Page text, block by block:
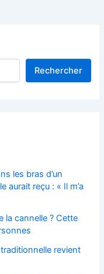
Rechercher
les bras d’un
aurait reçu : « Il m’a
la cannelle ? Cette
revient